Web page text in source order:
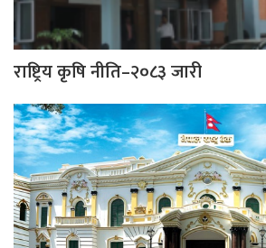
राष्ट्रिय कृषि नीति–२०८३ जारी